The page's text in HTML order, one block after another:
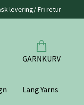
levering/ Fri retur
GARNKURV
Lang Yarns